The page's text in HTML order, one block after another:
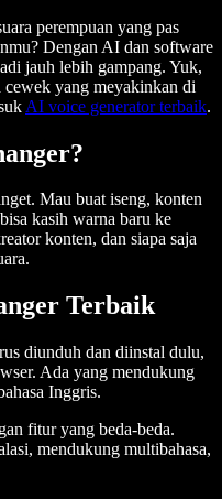
perempuan yang pas
Dengan AI dan software
jauh lebih gampang. Yuk,
yang meyakinkan di
AI voice generator terbaik.
Mau buat iseng, konten
kasih warna baru ke
konten, dan siapa saja
Terbaik
diunduh dan diinstal dulu,
Ada yang mendukung
Inggris.
fitur yang beda-beda.
mendukung multibahasa,